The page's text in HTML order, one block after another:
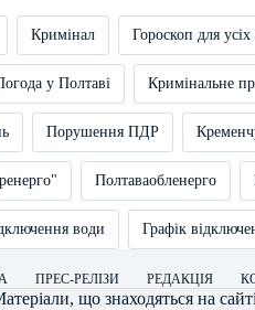
Кримінал Гороскоп для усіх
у Полтаві Кримінальне
Порушення ПДР
Полтаваобленерго
води Графік
ПРЕС-РЕЛІЗИ РЕДАКЦІЯ
що знаходяться на сайті